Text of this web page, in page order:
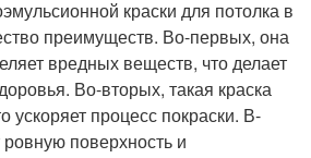
краски для потолка в
преимуществ. Во-первых, она
вредных веществ, что делает
Во-вторых, такая краска
ускоряет процесс покраски. В-
ровную поверхность и